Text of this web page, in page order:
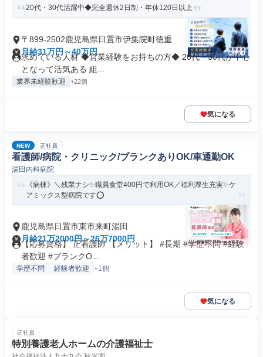
20代・30代活躍中◆完全週休2日制・年休120日以上
〒899-2502鹿児島県日置市伊集院町徳重
月給31万円～40万円
求めている人材 ◆営業経験をお持ちの方◆ 20代・30代が中心
となって活気ある 組...
業界未経験歓迎 +22個
気になる
NEW 正社員
看護師/病院・クリニック/ブランクありOK/車通勤OK
湯田内科病院
《病棟》＼残業ナシ✨職員食堂400円で利用OK／福利厚生充実✨ケ
アミックス型病院です⭕
鹿児島県日置市東市来町湯田
月給21万2000円～26万7000円
【応募資格】 正看護師 【メリット】 #長期 #学歴不問 #経験
者歓迎 #ブランクO...
学歴不問 経験者歓迎 +1個
気になる
正社員
特別養護老人ホームの介護福祉士